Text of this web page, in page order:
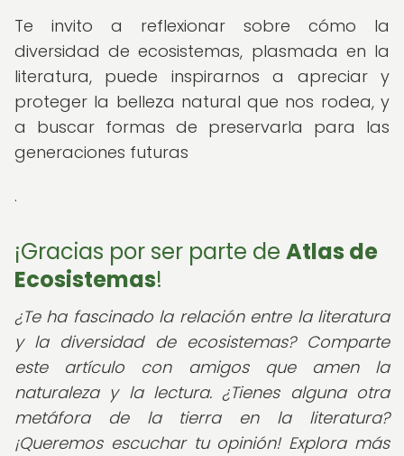
Te invito a reflexionar sobre cómo la
diversidad de ecosistemas, plasmada en la
literatura, puede inspirarnos a apreciar y
proteger la belleza natural que nos rodea, y
a buscar formas de preservarla para las
generaciones futuras
.
¡Gracias por ser parte de Atlas de
Ecosistemas!
¿Te ha fascinado la relación entre la literatura
y la diversidad de ecosistemas? Comparte
este artículo con amigos que amen la
naturaleza y la lectura. ¿Tienes alguna otra
metáfora de la tierra en la literatura?
¡Queremos escuchar tu opinión! Explora más